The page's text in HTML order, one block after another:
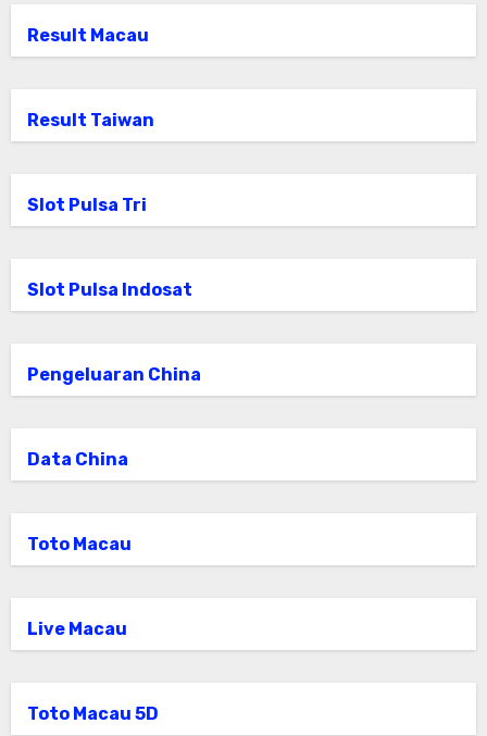
Result Macau
Result Taiwan
Slot Pulsa Tri
Slot Pulsa Indosat
Pengeluaran China
Data China
Toto Macau
Live Macau
Toto Macau 5D